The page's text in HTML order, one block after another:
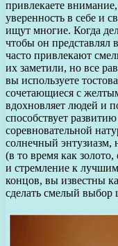
привлекаете
уверенность в себе и
ищут многие. Когда
чтобы он представлял
часто привлекают
их заметили, но все
вы используете
сочетающиеся с
вдохновляет людей и
способствует
соревновательной
солнечный энтузиазм,
(в то время как
и стремление к
концов, вы известны
сделать смелый выбор